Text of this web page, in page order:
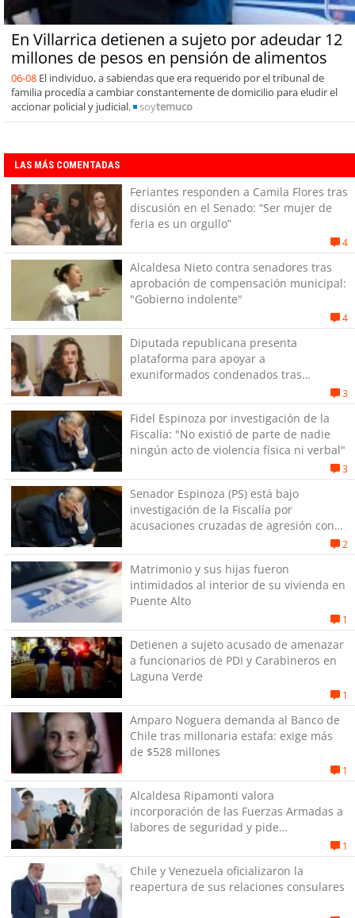
En Villarrica detienen a sujeto por adeudar 12
millones de pesos en pensión de alimentos
06-08 El individuo, a sabiendas que era requerido por el tribunal de
familia procedía a cambiar constantemente de domicilio para eludir el
accionar policial y judicial.
soytemuco
LAS MÁS COMENTADAS
Feriantes responden a Camila Flores tras
discusión en el Senado: “Ser mujer de
feria es un orgullo”
4
Alcaldesa Nieto contra senadores tras
aprobación de compensación municipal:
"Gobierno indolente"
4
Diputada republicana presenta
plataforma para apoyar a
exuniformados condenados tras
3
Fidel Espinoza por investigación de la
Fiscalía: "No existió de parte de nadie
ningún acto de violencia física ni verbal"
3
Senador Espinoza (PS) está bajo
investigación de la Fiscalía por
acusaciones cruzadas de agresión con
2
Matrimonio y sus hijas fueron
intimidados al interior de su vivienda en
Puente Alto
1
Detienen a sujeto acusado de amenazar
a funcionarios de PDI y Carabineros en
Laguna Verde
1
Amparo Noguera demanda al Banco de
Chile tras millonaria estafa: exige más
de $528 millones
1
Alcaldesa Ripamonti valora
incorporación de las Fuerzas Armadas a
labores de seguridad y pide
1
Chile y Venezuela oficializaron la
reapertura de sus relaciones consulares